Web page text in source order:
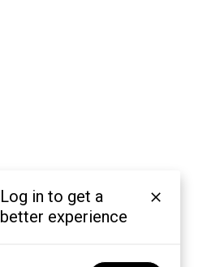
Log in to get a
better experience